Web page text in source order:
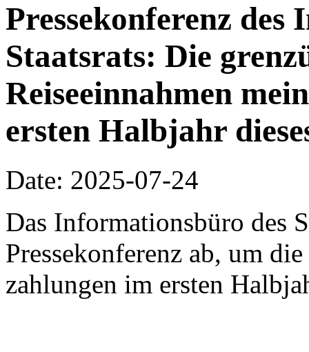
Pressekonferenz des
Staatsrats: Die
Reiseeinnahmen
ersten Halbjahr
Date: 2025-07-24
Das Informationsbüro des
Pressekonferenz ab, um
zahlungen im ersten